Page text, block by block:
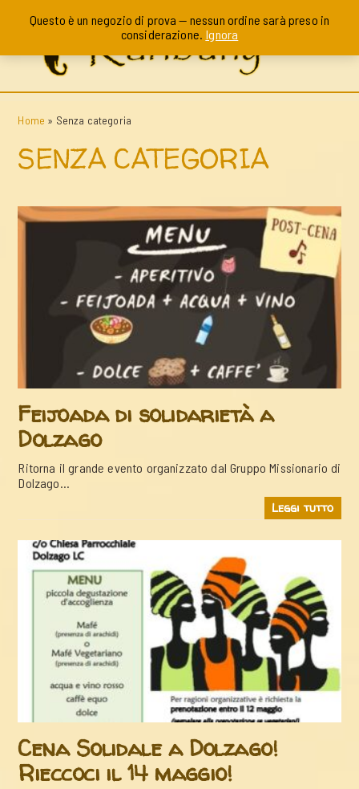
Home » Senza categoria
SENZA CATEGORIA
Feijoada di solidarietà a
Dolzago
Ritorna il grande evento organizzato dal Gruppo Missionario di
Dolzago…
Leggi tutto
Cena Solidale a Dolzago!
Rieccoci il 14 maggio!
Questo è un negozio di prova — nessun ordine sarà preso in
considerazione. Ignora